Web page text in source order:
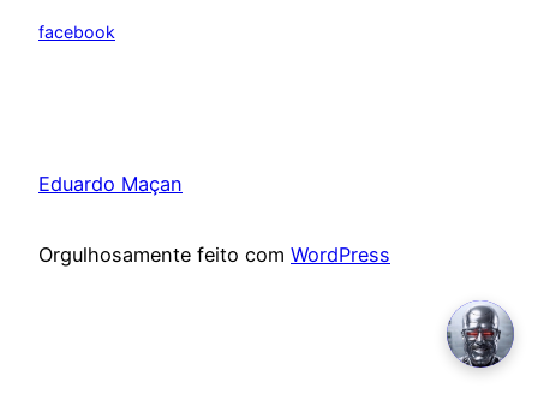
facebook
Eduardo Maçan
Orgulhosamente feito com WordPress